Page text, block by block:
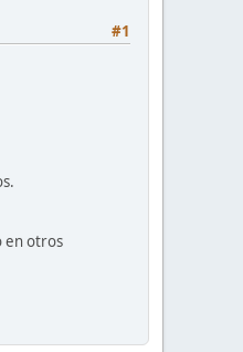
#1
en otros